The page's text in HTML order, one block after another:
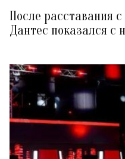
После расставания
Дантес показался с